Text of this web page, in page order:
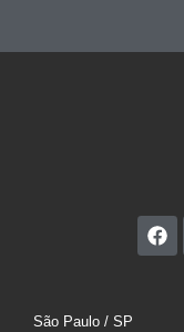
São Paulo / SP